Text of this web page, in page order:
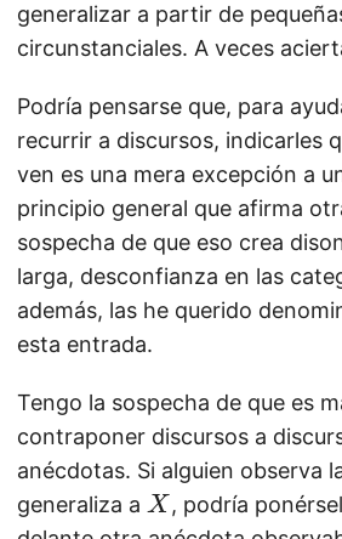
generalizar a partir de
circunstanciales. A veces
Podría pensarse que, para
recurrir a discursos, indicarles
ven es una mera excepción a
principio general que afirma
sospecha de que eso crea
larga, desconfianza en las
además, las he querido
esta entrada.
Tengo la sospecha de que es
contraponer discursos a
anécdotas. Si alguien observa
generaliza a X
X , podría